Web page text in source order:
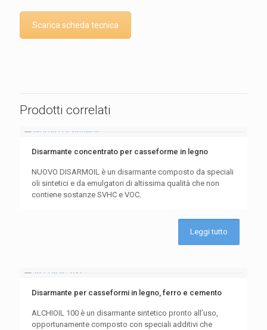
Scarica scheda tecnica
Prodotti correlati
Disarmante concentrato per casseforme in legno
NUOVO DISARMOIL è un disarmante composto da speciali
oli sintetici e da emulgatori di altissima qualità che non
contiene sostanze SVHC e VOC.
Leggi tutto
Disarmante per casseformi in legno, ferro e cemento
ALCHIOIL 100 è un disarmante sintetico pronto all’uso,
opportunamente composto con speciali additivi che